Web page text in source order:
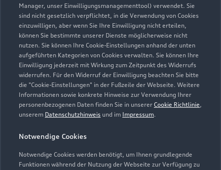
Manager, unser Einwilligungsmanagementtool) verwendet. Sie
sind nicht gesetzlich verpflichtet, in die Verwendung von Cookies
einzuwilligen, aber wenn Sie Ihre Einwilligung nicht erteilen,
können Sie bestimmte unserer Dienste möglicherweise nicht
nutzen. Sie können Ihre Cookie-Einstellungen anhand der unten
aufgeführten Kategorien von Cookies verwalten. Sie können Ihre
Einwilligung jederzeit mit Wirkung zum Zeitpunkt des Widerrufs
widerrufen. Für den Widerruf der Einwilligung beachten Sie bitte
die "Cookie-Einstellungen" in der Fußzeile der Webseite. Weitere
Informationen sowie konkrete Hinweise zur Verwendung Ihrer
personenbezogenen Daten finden Sie in unserer Cookie Richtlinie,
unserem Datenschutzhinweis und im Impressum.
Notwendige Cookies
Notwendige Cookies werden benötigt, um Ihnen grundlegende
Funktionen während der Nutzung der Webseite zur Verfügung zu
Kontaktdaten herunterladen
Öffnungszeiten
Service
Geschlossen,öffnet amFreitag 07:00
Teile- & Zubehörverkauf
Geschlossen,öffnet am Freitag 07:00